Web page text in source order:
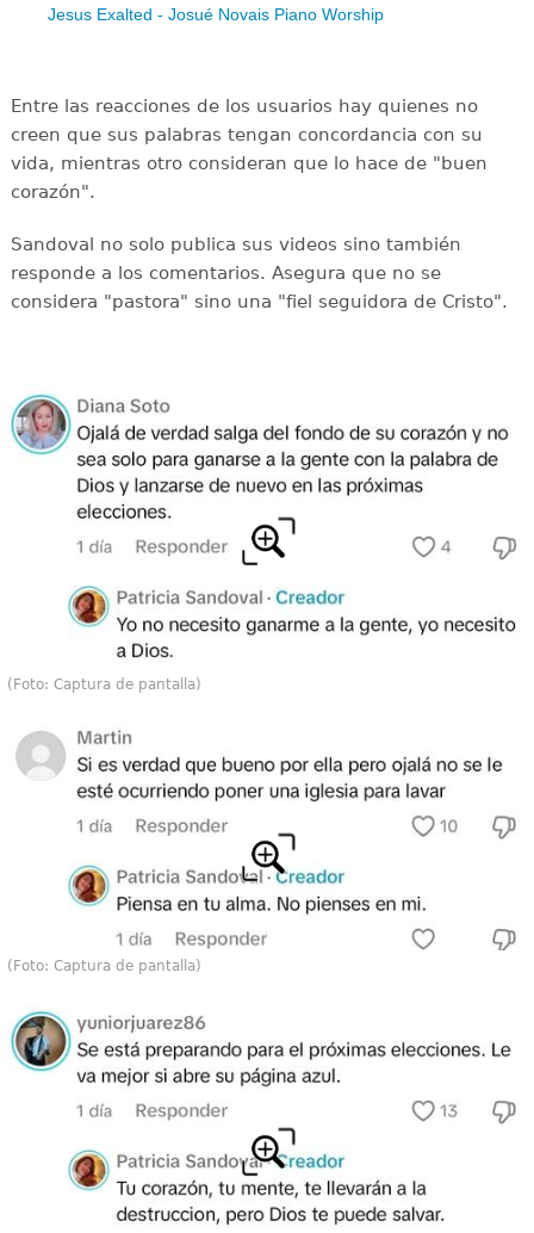
Jesus Exalted - Josué Novais Piano Worship
Entre las reacciones de los usuarios hay quienes no
creen que sus palabras tengan concordancia con su
vida, mientras otro consideran que lo hace de "buen
corazón".
Sandoval no solo publica sus videos sino también
responde a los comentarios. Asegura que no se
considera "pastora" sino una "fiel seguidora de Cristo".
(Foto: Captura de pantalla)
(Foto: Captura de pantalla)